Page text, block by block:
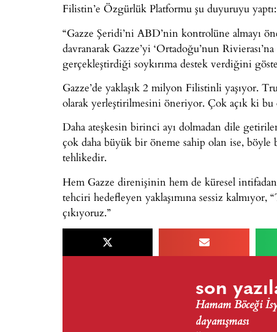
Filistin’e Özgürlük Platformu şu duyuruyu yaptı:
“Gazze Şeridi’ni ABD’nin kontrolüne almayı
davranarak Gazze’yi ‘Ortadoğu’nun
gerçekleştirdiği soykırıma destek verdiğini
Gazze’de yaklaşık 2 milyon Filistinli yaşıyor.
olarak yerleştirilmesini öneriyor. Çok açık ki
Daha ateşkesin birinci ayı dolmadan dile
çok daha büyük bir öneme sahip olan ise,
tehlikedir.
Hem Gazze direnişinin hem de küresel
tehciri hedefleyen yaklaşımına sessiz
çıkıyoruz.”
son
Hamam Böceği
dayanışması